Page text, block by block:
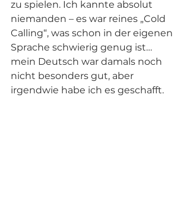
zu spielen. Ich kannte absolut
niemanden – es war reines „Cold
Calling“, was schon in der eigenen
Sprache schwierig genug ist…
mein Deutsch war damals noch
nicht besonders gut, aber
irgendwie habe ich es geschafft.